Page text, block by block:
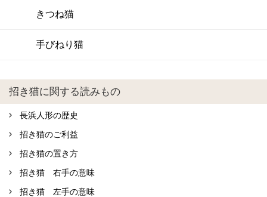
きつね猫
手びねり猫
招き猫に関する読みもの
長浜人形の歴史
招き猫のご利益
招き猫の置き方
招き猫 右手の意味
招き猫 左手の意味